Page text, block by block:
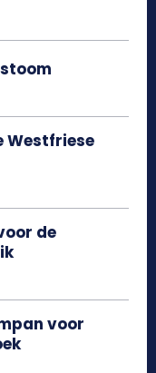
Westfriese
de
voor